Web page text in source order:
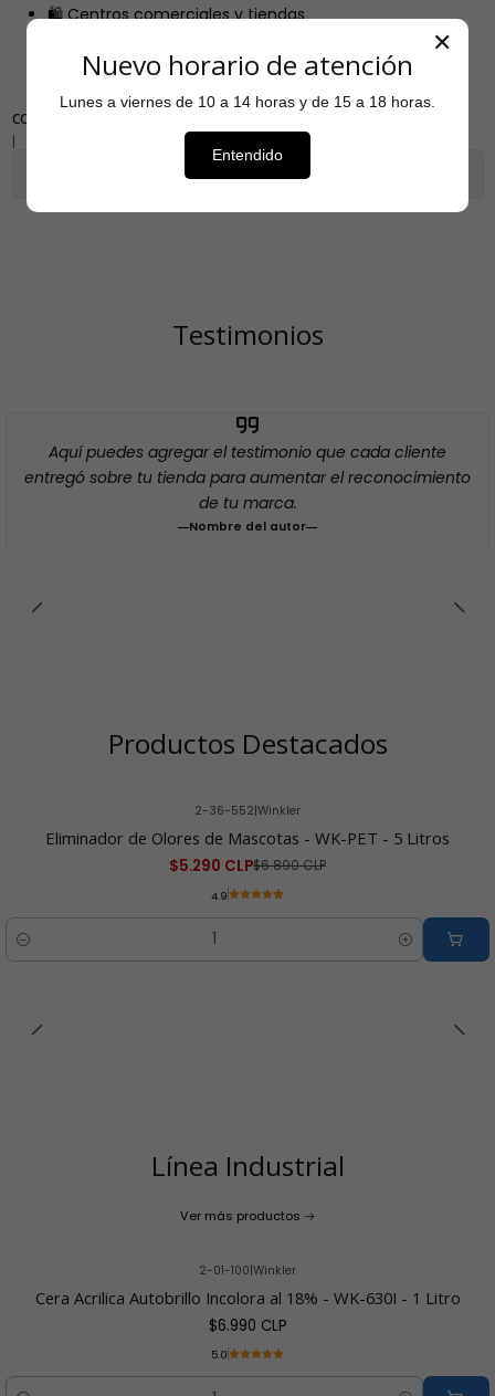
🛍️ Centros comerciales y tiendas
COMPARTIR
Mostrar stock de ubicaciones
Testimonios
Aquí puedes agregar el testimonio que cada cliente
entregó sobre tu tienda para aumentar el reconocimiento
de tu marca.
Nombre del autor
Productos Destacados
2-36-552|Winkler
Eliminador de Olores de Mascotas - WK-PET - 5 Litros
$5.290 CLP$6.890 CLP
4.9
Cantidad
Línea Industrial
Ver más productos
2-01-100|Winkler
Cera Acrilica Autobrillo Incolora al 18% - WK-630I - 1 Litro
$6.990 CLP
5.0
✕
Nuevo horario de atención
Lunes a viernes de 10 a 14 horas y de 15 a 18 horas.
Entendido